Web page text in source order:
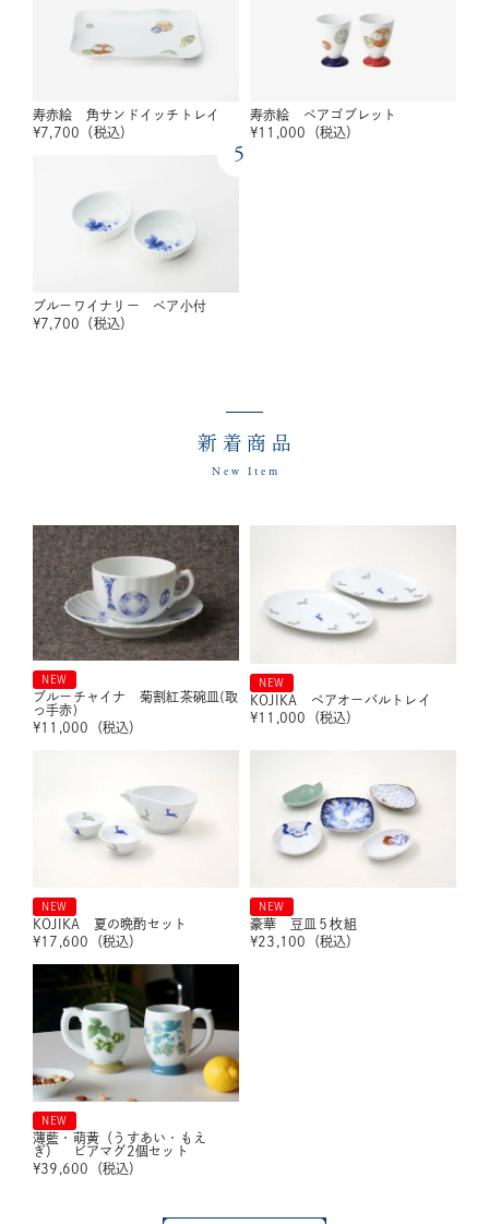
寿赤絵 角サンドイッチトレイ
¥7,700 （税込）
寿赤絵 ペアゴブレット
¥11,000 （税込）
5
ブルーワイナリー ペア小付
¥7,700 （税込）
新着商品
New Item
NEW
ブルーチャイナ 菊割紅茶碗皿(取
っ手赤)
¥11,000 （税込）
NEW
KOJIKA ペアオーバルトレイ
¥11,000 （税込）
NEW
KOJIKA 夏の晩酌セット
¥17,600 （税込）
NEW
豪華 豆皿５枚組
¥23,100 （税込）
NEW
薄藍・萌黄（うすあい・もえ
ぎ） ビアマグ2個セット
¥39,600 （税込）